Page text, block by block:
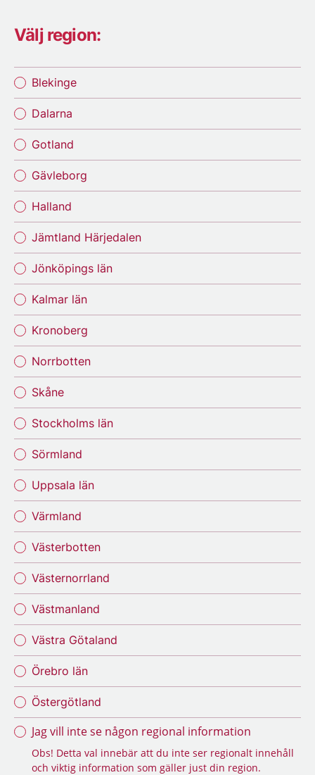
Välj region:
Blekinge
Dalarna
Gotland
Gävleborg
Halland
Jämtland Härjedalen
Jönköpings län
Kalmar län
Kronoberg
Norrbotten
Skåne
Stockholms län
Sörmland
Uppsala län
Värmland
Västerbotten
Västernorrland
Västmanland
Västra Götaland
Örebro län
Östergötland
Jag vill inte se någon regional information
Obs! Detta val innebär att du inte ser regionalt innehåll
och viktig information som gäller just din region.